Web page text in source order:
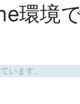
環境
います。